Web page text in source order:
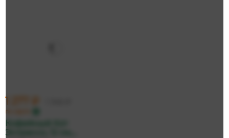
1 277 ₽
по карте
Кофейный Кот
Эспрессо, 12 см,...